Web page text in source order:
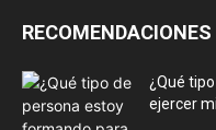
RECOMENDACIONES
¿Qué
ejercer